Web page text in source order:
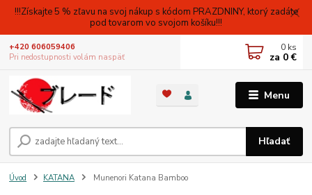
!!!Získajte 5 % zľavu na svoj nákup s kódom PRAZDNINY, ktorý zadáte
pod tovarom vo svojom košíku!!!
Menu
Hľadať
+420 606059406
Pri nedostupnosti volám naspäť
0 ks
za 0 €
Úvod KATANA Munenori Katana Bamboo